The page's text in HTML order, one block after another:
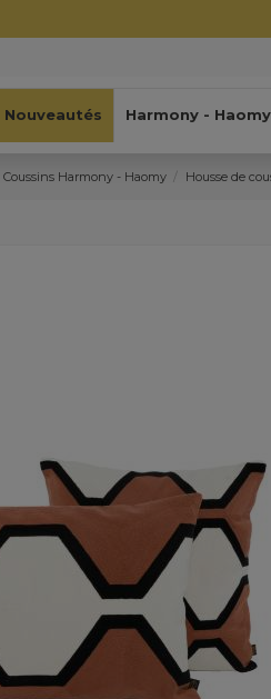
Nouveautés Harmony - Haomy
Coussins Harmony - Haomy Housse de